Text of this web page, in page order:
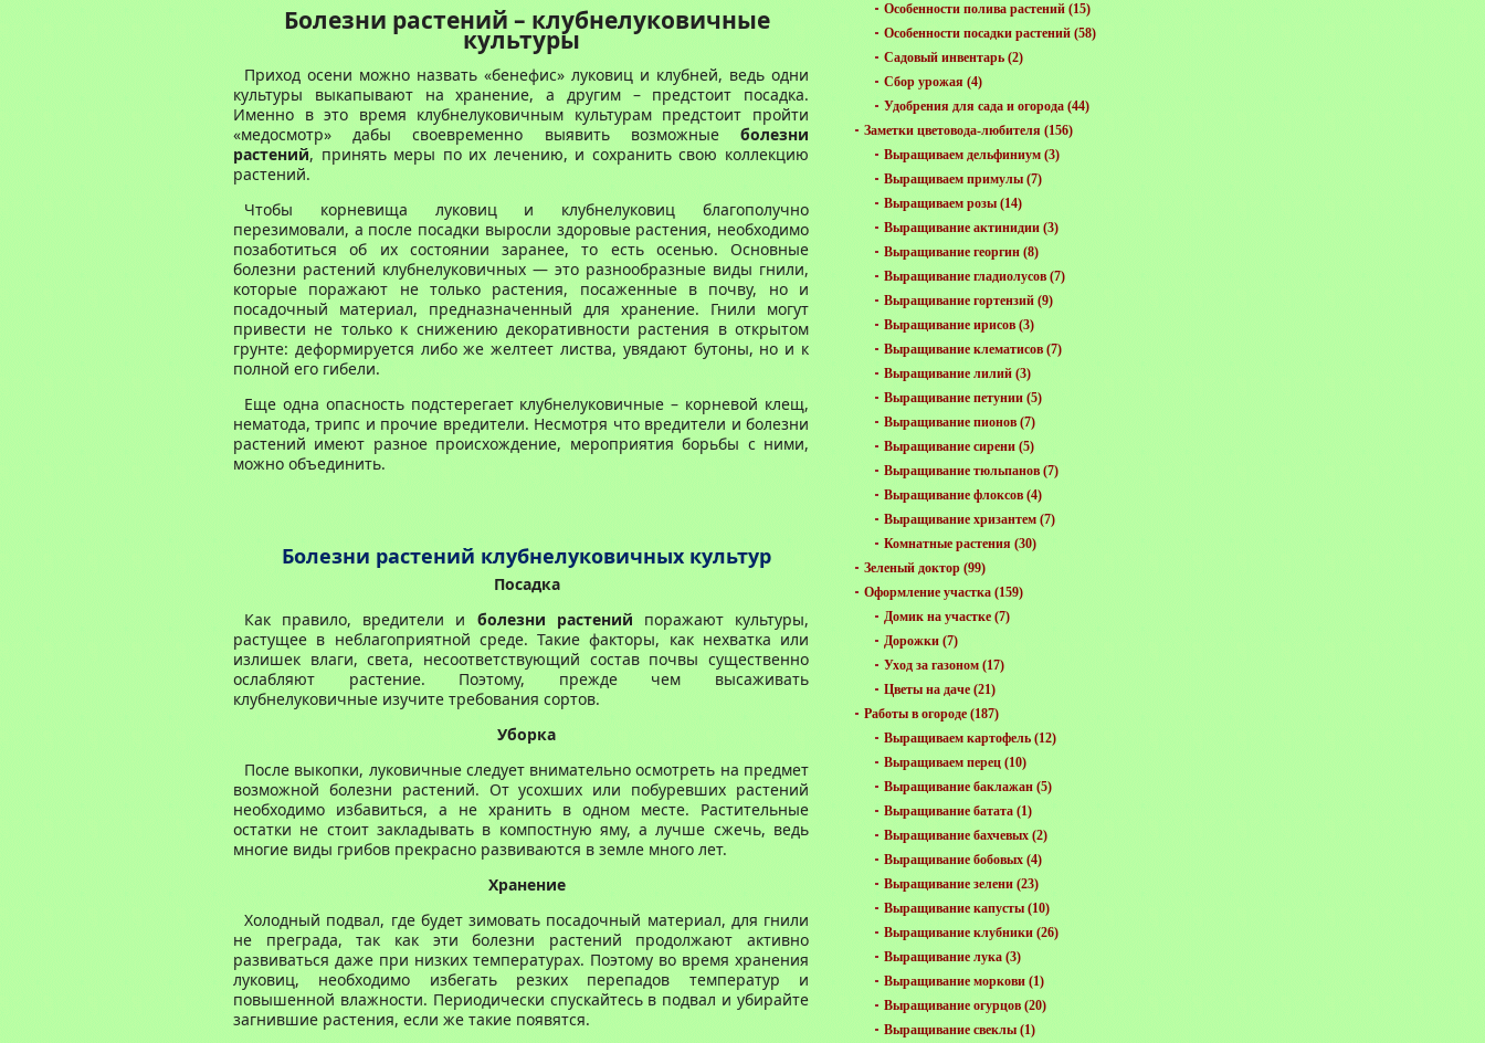
Болезни растений – клубнелуковичные
культуры
Приход осени можно назвать «бенефис» луковиц и клубней, ведь одни
культуры выкапывают на хранение, а другим – предстоит посадка.
Именно в это время клубнелуковичным культурам предстоит пройти
«медосмотр» дабы своевременно выявить возможные болезни
растений, принять меры по их лечению, и сохранить свою коллекцию
растений.
Чтобы корневища луковиц и клубнелуковиц благополучно
перезимовали, а после посадки выросли здоровые растения, необходимо
позаботиться об их состоянии заранее, то есть осенью. Основные
болезни растений клубнелуковичных — это разнообразные виды гнили,
которые поражают не только растения, посаженные в почву, но и
посадочный материал, предназначенный для хранение. Гнили могут
привести не только к снижению декоративности растения в открытом
грунте: деформируется либо же желтеет листва, увядают бутоны, но и к
полной его гибели.
Еще одна опасность подстерегает клубнелуковичные – корневой клещ,
нематода, трипс и прочие вредители. Несмотря что вредители и болезни
растений имеют разное происхождение, мероприятия борьбы с ними,
можно объединить.
Болезни растений клубнелуковичных культур
Посадка
Как правило, вредители и болезни растений поражают культуры,
растущее в неблагоприятной среде. Такие факторы, как нехватка или
излишек влаги, света, несоответствующий состав почвы существенно
ослабляют растение. Поэтому, прежде чем высаживать
клубнелуковичные изучите требования сортов.
Уборка
После выкопки, луковичные следует внимательно осмотреть на предмет
возможной болезни растений. От усохших или побуревших растений
необходимо избавиться, а не хранить в одном месте. Растительные
остатки не стоит закладывать в компостную яму, а лучше сжечь, ведь
многие виды грибов прекрасно развиваются в земле много лет.
Хранение
Холодный подвал, где будет зимовать посадочный материал, для гнили
не преграда, так как эти болезни растений продолжают активно
развиваться даже при низких температурах. Поэтому во время хранения
луковиц, необходимо избегать резких перепадов температур и
повышенной влажности. Периодически спускайтесь в подвал и убирайте
загнившие растения, если же такие появятся.
Особенности полива растений (15)
Особенности посадки растений (58)
Садовый инвентарь (2)
Сбор урожая (4)
Удобрения для сада и огорода (44)
Заметки цветовода-любителя (156)
Выращиваем дельфиниум (3)
Выращиваем примулы (7)
Выращиваем розы (14)
Выращивание актинидии (3)
Выращивание георгин (8)
Выращивание гладиолусов (7)
Выращивание гортензий (9)
Выращивание ирисов (3)
Выращивание клематисов (7)
Выращивание лилий (3)
Выращивание петунии (5)
Выращивание пионов (7)
Выращивание сирени (5)
Выращивание тюльпанов (7)
Выращивание флоксов (4)
Выращивание хризантем (7)
Комнатные растения (30)
Зеленый доктор (99)
Оформление участка (159)
Домик на участке (7)
Дорожки (7)
Уход за газоном (17)
Цветы на даче (21)
Работы в огороде (187)
Выращиваем картофель (12)
Выращиваем перец (10)
Выращивание баклажан (5)
Выращивание батата (1)
Выращивание бахчевых (2)
Выращивание бобовых (4)
Выращивание зелени (23)
Выращивание капусты (10)
Выращивание клубники (26)
Выращивание лука (3)
Выращивание моркови (1)
Выращивание огурцов (20)
Выращивание свеклы (1)